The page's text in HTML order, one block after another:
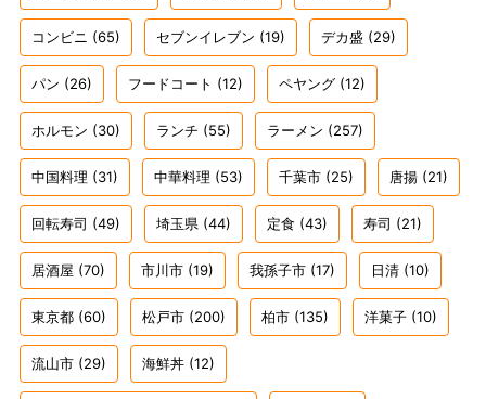
コンビニ (65) セブンイレブン (19) デカ盛 (29)
パン (26) フードコート (12) ペヤング (12)
ホルモン (30) ランチ (55) ラーメン (257)
中国料理 (31) 中華料理 (53) 千葉市 (25) 唐揚 (21)
回転寿司 (49) 埼玉県 (44) 定食 (43) 寿司 (21)
居酒屋 (70) 市川市 (19) 我孫子市 (17) 日清 (10)
東京都 (60) 松戸市 (200) 柏市 (135) 洋菓子 (10)
流山市 (29) 海鮮丼 (12)